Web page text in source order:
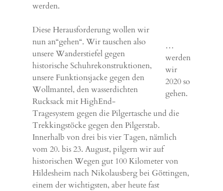
werden.
…
werden
wir
2020 so
gehen.
Diese Herausforderung wollen wir
nun an“gehen“. Wir tauschen also
unsere Wanderstiefel gegen
historische Schuhrekonstruktionen,
unsere Funktionsjacke gegen den
Wollmantel, den wasserdichten
Rucksack mit HighEnd-
Tragesystem gegen die Pilgertasche und die
Trekkingstöcke gegen den Pilgerstab.
Innerhalb von drei bis vier Tagen, nämlich
vom 20. bis 23. August, pilgern wir auf
historischen Wegen gut 100 Kilometer von
Hildesheim nach Nikolausberg bei Göttingen,
einem der wichtigsten, aber heute fast